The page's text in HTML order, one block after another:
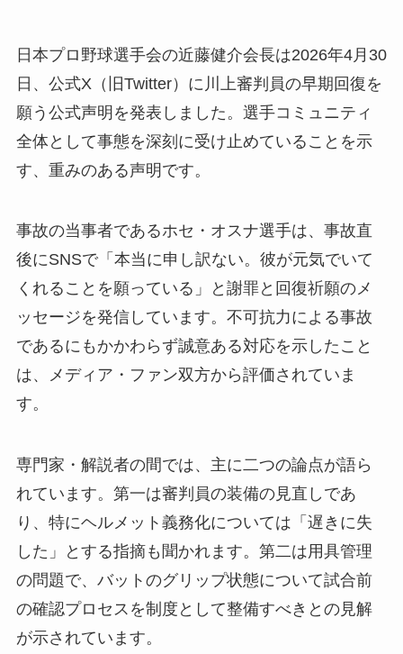
日本プロ野球選手会の近藤健介会長は2026年4月30
日、公式X（旧Twitter）に川上審判員の早期回復を
願う公式声明を発表しました。選手コミュニティ
全体として事態を深刻に受け止めていることを示
す、重みのある声明です。
事故の当事者であるホセ・オスナ選手は、事故直
後にSNSで「本当に申し訳ない。彼が元気でいて
くれることを願っている」と謝罪と回復祈願のメ
ッセージを発信しています。不可抗力による事故
であるにもかかわらず誠意ある対応を示したこと
は、メディア・ファン双方から評価されていま
す。
専門家・解説者の間では、主に二つの論点が語ら
れています。第一は審判員の装備の見直しであ
り、特にヘルメット義務化については「遅きに失
した」とする指摘も聞かれます。第二は用具管理
の問題で、バットのグリップ状態について試合前
の確認プロセスを制度として整備すべきとの見解
が示されています。